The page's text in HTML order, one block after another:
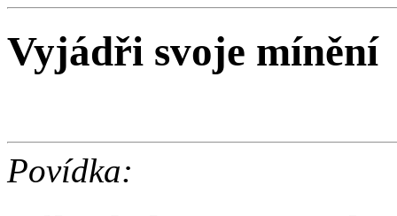
Vyjádři svoje mínění
Povídka: